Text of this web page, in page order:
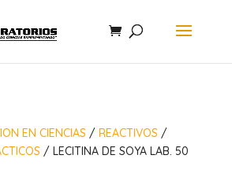
EN CIENCIAS/ REACTIVOS/
/ LECITINA DE SOYA LAB. 50